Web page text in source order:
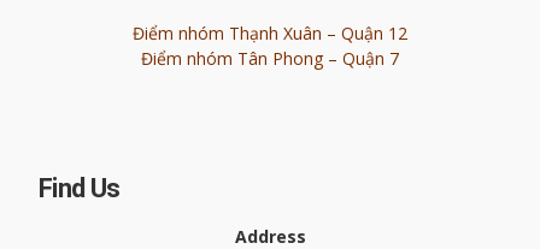
Điểm nhóm Thạnh Xuân – Quận 12
Điểm nhóm Tân Phong – Quận 7
Find Us
Address